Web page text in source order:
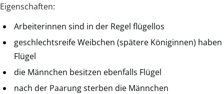
Eigenschaften:
Arbeiterinnen sind in der Regel flügellos
geschlechtsreife Weibchen (spätere Königinnen) haben
Flügel
die Männchen besitzen ebenfalls Flügel
nach der Paarung sterben die Männchen